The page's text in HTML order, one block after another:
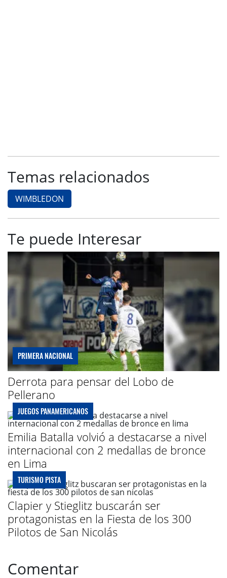
Temas relacionados
WIMBLEDON
Te puede Interesar
PRIMERA NACIONAL
Derrota para pensar del Lobo de
Pellerano
JUEGOS PANAMERICANOS
Emilia Batalla volvió a destacarse a nivel
internacional con 2 medallas de bronce
en Lima
TURISMO PISTA
Clapier y Stieglitz buscarán ser
protagonistas en la Fiesta de los 300
Pilotos de San Nicolás
Comentar